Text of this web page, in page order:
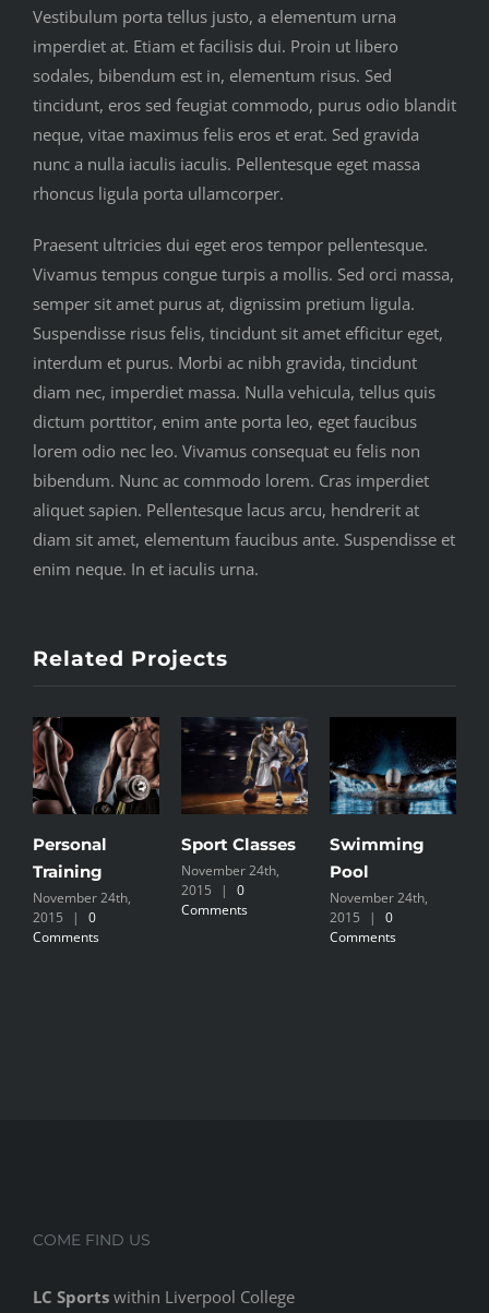
Vestibulum porta tellus justo, a elementum urna
imperdiet at. Etiam et facilisis dui. Proin ut libero
sodales, bibendum est in, elementum risus. Sed
tincidunt, eros sed feugiat commodo, purus odio blandit
neque, vitae maximus felis eros et erat. Sed gravida
nunc a nulla iaculis iaculis. Pellentesque eget massa
rhoncus ligula porta ullamcorper.
Praesent ultricies dui eget eros tempor pellentesque.
Vivamus tempus congue turpis a mollis. Sed orci massa,
semper sit amet purus at, dignissim pretium ligula.
Suspendisse risus felis, tincidunt sit amet efficitur eget,
interdum et purus. Morbi ac nibh gravida, tincidunt
diam nec, imperdiet massa. Nulla vehicula, tellus quis
dictum porttitor, enim ante porta leo, eget faucibus
lorem odio nec leo. Vivamus consequat eu felis non
bibendum. Nunc ac commodo lorem. Cras imperdiet
aliquet sapien. Pellentesque lacus arcu, hendrerit at
diam sit amet, elementum faucibus ante. Suspendisse et
enim neque. In et iaculis urna.
Related Projects
Personal
Training
November 24th,
2015
|
0
Comments
Sport Classes
November 24th,
2015
|
0
Comments
Swimming
Pool
November 24th,
2015
|
0
Comments
COME FIND US
LC Sports within Liverpool College